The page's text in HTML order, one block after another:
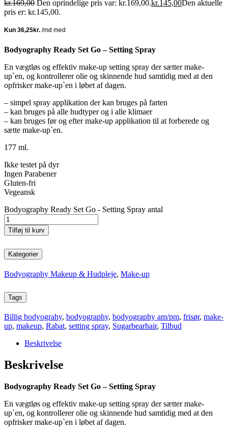
kr.169,00 Den oprindelige pris var: kr.169,00.kr.145,00Den aktuelle
pris er: kr.145,00.
Bodyography Ready Set Go – Setting Spray
En vægtløs og effektiv make-up setting spray der sætter make-
up`en, og kontrollerer olie og skinnende hud samtidig med at den
opfrisker make-up`en i løbet af dagen.
– simpel spray applikation der kan bruges på farten
– kan bruges på alle hudtyper og i alle klimaer
– kan bruges før og efter make-up applikation til at forberede og
sætte make-up`en.
177 ml.
Ikke testet på dyr
Ingen Parabener
Gluten-fri
Vegeansk
Bodyography Ready Set Go - Setting Spray antal
Tilføj til kurv
Kategorier
Bodyography Makeup & Hudpleje, Make-up
Tags
Billig bodyograhy, bodyography, bodyography am/pm, frisør, make-
up, makeup, Rabat, setting spray, Sugarbearhair, Tilbud
Beskrivelse
Beskrivelse
Bodyography Ready Set Go – Setting Spray
En vægtløs og effektiv make-up setting spray der sætter make-
up`en, og kontrollerer olie og skinnende hud samtidig med at den
opfrisker make-up`en i løbet af dagen.